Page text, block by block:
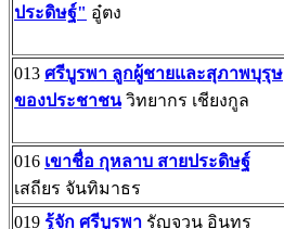
ประดิษฐ์" อู๋ตง
013 ศรีบูรพา ลูกผู้ชายและสุภาพบุรุษ
ของประชาชนวิทยากร เชียงกูล
016 เขาชื่อ กุหลาบ สายประดิษฐ์
เสถียร จันทิมาธร
019 รู้จัก ศรีบูรพา รัญจวน อินทร